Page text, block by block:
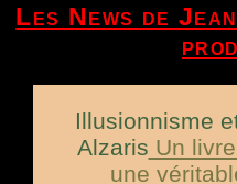
Les News de
Illusionnisme
Alzaris Un
une